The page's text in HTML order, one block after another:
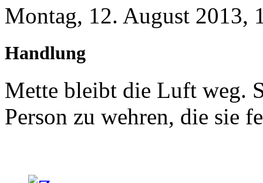
Montag, 12. August 2013,
Handlung
Mette bleibt die Luft weg.
Person zu wehren, die sie